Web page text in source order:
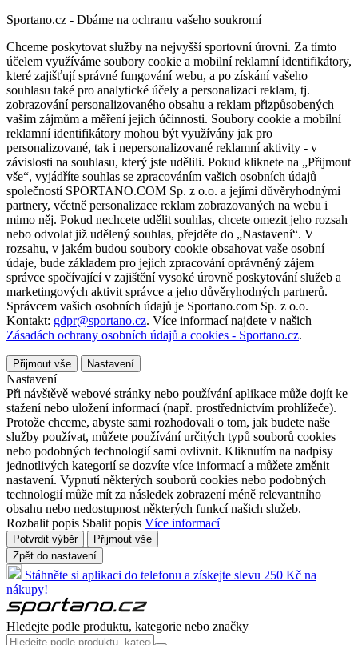
Sportano.cz - Dbáme na ochranu vašeho soukromí
Chceme poskytovat služby na nejvyšší sportovní úrovni. Za tímto
účelem využíváme soubory cookie a mobilní reklamní identifikátory,
které zajišťují správné fungování webu, a po získání vašeho
souhlasu také pro analytické účely a personalizaci reklam, tj.
zobrazování personalizovaného obsahu a reklam přizpůsobených
vašim zájmům a měření jejich účinnosti. Soubory cookie a mobilní
reklamní identifikátory mohou být využívány jak pro
personalizované, tak i nepersonalizované reklamní aktivity - v
závislosti na souhlasu, který jste udělili. Pokud kliknete na „Přijmout
vše“, vyjádříte souhlas se zpracováním vašich osobních údajů
společností SPORTANO.COM Sp. z o.o. a jejími důvěryhodnými
partnery, včetně personalizace reklam zobrazovaných na webu i
mimo něj. Pokud nechcete udělit souhlas, chcete omezit jeho rozsah
nebo odvolat již udělený souhlas, přejděte do „Nastavení“. V
rozsahu, v jakém budou soubory cookie obsahovat vaše osobní
údaje, bude základem pro jejich zpracování oprávněný zájem
správce spočívající v zajištění vysoké úrovně poskytování služeb a
marketingových aktivit správce a jeho důvěryhodných partnerů.
Správcem vašich osobních údajů je Sportano.com Sp. z o.o.
Kontakt: gdpr@sportano.cz. Více informací najdete v našich
Zásadách ochrany osobních údajů a cookies - Sportano.cz.
Přijmout vše Nastavení
Nastavení
Při návštěvě webové stránky nebo používání aplikace může dojít ke
stažení nebo uložení informací (např. prostřednictvím prohlížeče).
Protože chceme, abyste sami rozhodovali o tom, jak budete naše
služby používat, můžete používání určitých typů souborů cookies
nebo podobných technologií sami ovlivnit. Kliknutím na nadpisy
jednotlivých kategorií se dozvíte více informací a můžete změnit
nastavení. Vypnutí některých souborů cookies nebo podobných
technologií může mít za následek zobrazení méně relevantního
obsahu nebo nedostupnost některých funkcí našich služeb.
Rozbalit popis Sbalit popis Více informací
Potvrdit výběr
Přijmout vše
Zpět do nastavení
Stáhněte si aplikaci do telefonu a získejte slevu 250 Kč na
nákupy!
Hledejte podle produktu, kategorie nebo značky